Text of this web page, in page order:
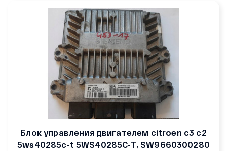
Блок управления двигателем citroen c3 c2
5ws40285c-t 5WS40285C-T, SW9660300280